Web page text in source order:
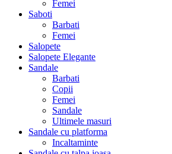
Femei
Saboti
Barbati
Femei
Salopete
Salopete Elegante
Sandale
Barbati
Copii
Femei
Sandale
Ultimele masuri
Sandale cu platforma
Incaltaminte